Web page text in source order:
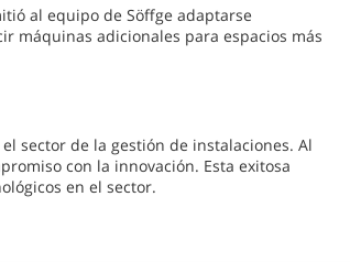
al equipo de Söffge adaptarse
máquinas adicionales para espacios más
sector de la gestión de instalaciones. Al
con la innovación. Esta exitosa
en el sector.